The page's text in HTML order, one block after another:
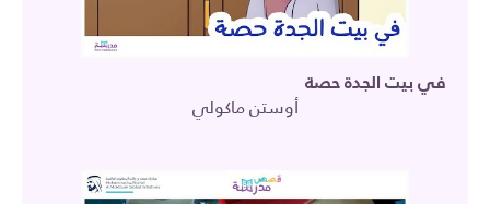
في بيت الجدة حصة
أوستن ماكولي